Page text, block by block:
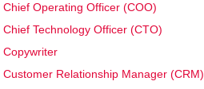
Chief Operating Officer (COO)
Chief Technology Officer (CTO)
Copywriter
Customer Relationship Manager (CRM)